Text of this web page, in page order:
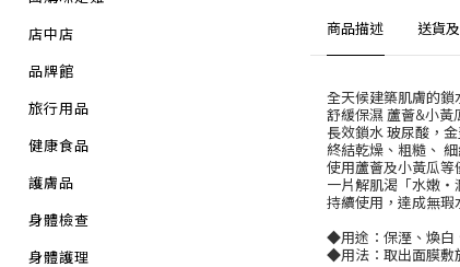
店中店
品牌館
旅行用品
健康食品
護膚品
身體檢查
身體護理
商品描述 送貨
全天候建築肌膚的鎖
舒緩保濕 蘆薈&小黃
長效鎖水 玻尿酸，
終結乾燥、粗糙、
使用蘆薈及小黃瓜
一片解肌渴「水嫩‧
持續使用，達成無瑕
◆用途：保溼、煥白
◆用法：取出面膜敷